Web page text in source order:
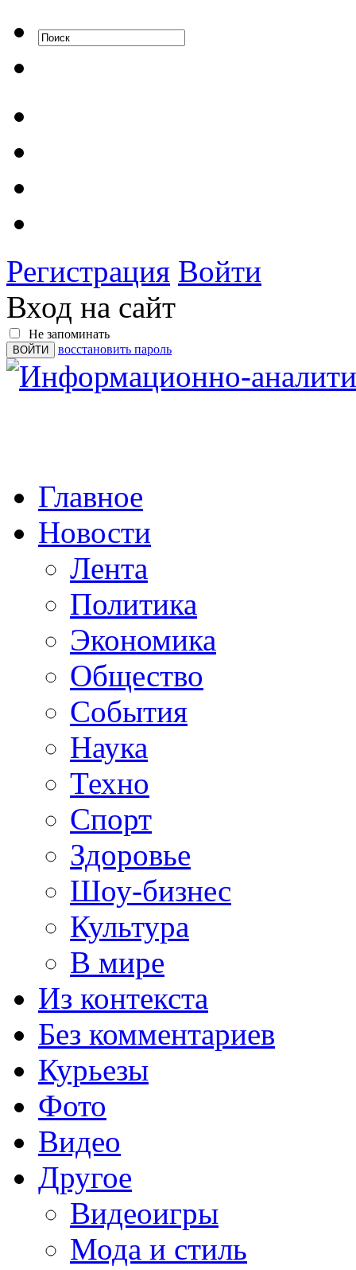
Регистрация Войти
Вход на сайт
Не запоминать
восстановить пароль
Главное
Новости
Лента
Политика
Экономика
Общество
События
Наука
Техно
Спорт
Здоровье
Шоу-бизнес
Культура
В мире
Из контекста
Без комментариев
Курьезы
Фото
Видео
Другое
Видеоигры
Мода и стиль